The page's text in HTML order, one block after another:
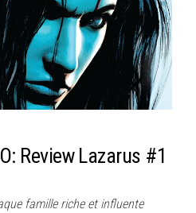
Review Lazarus #1
famille riche et influente